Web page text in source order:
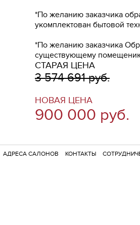
*По желанию заказчика
укомплектован бытовой
*По желанию заказчика
существующему
СТАРАЯ ЦЕНА
3 574 691 руб.
НОВАЯ ЦЕНА
900 000 руб.
АДРЕСА САЛОНОВ КОНТАКТЫ